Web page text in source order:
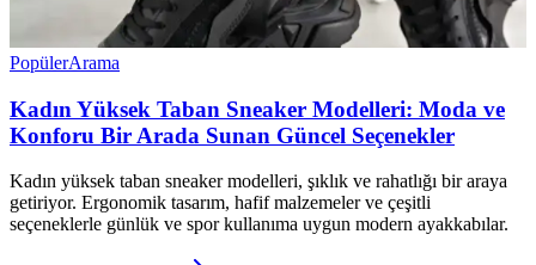
PopülerArama
Kadın Yüksek Taban Sneaker Modelleri: Moda ve
Konforu Bir Arada Sunan Güncel Seçenekler
Kadın yüksek taban sneaker modelleri, şıklık ve rahatlığı bir araya
getiriyor. Ergonomik tasarım, hafif malzemeler ve çeşitli
seçeneklerle günlük ve spor kullanıma uygun modern ayakkabılar.